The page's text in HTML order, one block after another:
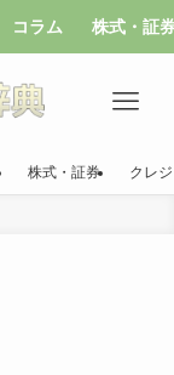
コラム 株式・証
株式・証券 クレ